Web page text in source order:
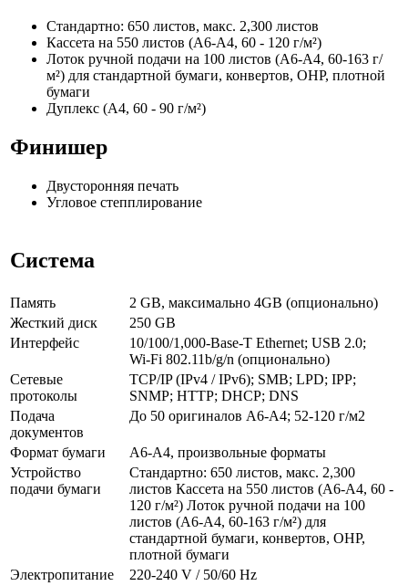
Стандартно: 650 листов, макс. 2,300 листов
Кассета на 550 листов (A6-A4, 60 - 120 г/м²)
Лоток ручной подачи на 100 листов (A6-A4, 60-163 г/
м²) для стандартной бумаги, конвертов, OHP, плотной
бумаги
Дуплекс (A4, 60 - 90 г/м²)
Финишер
Двусторонняя печать
Угловое степплирование
Система
Память
2 GB, максимально 4GB (опционально)
Жесткий диск
250 GB
Интерфейс
10/100/1,000-Base-T Ethernet; USB 2.0;
Wi-Fi 802.11b/g/n (опционально)
Сетевые
протоколы
TCP/IP (IPv4 / IPv6); SMB; LPD; IPP;
SNMP; HTTP; DHCP; DNS
Подача
документов
До 50 оригиналов A6-A4; 52-120 г/м2
Формат бумаги
A6-A4, произвольные форматы
Устройство
подачи бумаги
Стандартно: 650 листов, макс. 2,300
листов Кассета на 550 листов (A6-A4, 60 -
120 г/м²) Лоток ручной подачи на 100
листов (A6-A4, 60-163 г/м²) для
стандартной бумаги, конвертов, OHP,
плотной бумаги
Электропитание
220-240 V / 50/60 Hz